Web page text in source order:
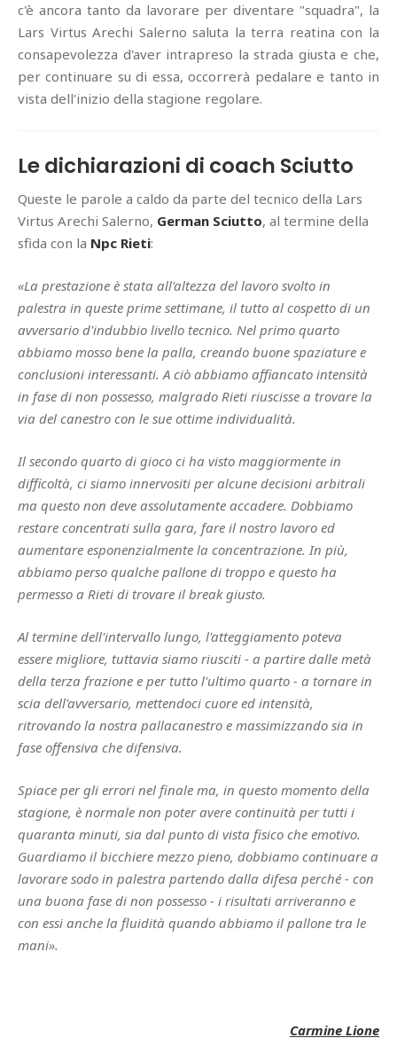
c'è ancora tanto da lavorare per diventare "squadra", la
Lars Virtus Arechi Salerno saluta la terra reatina con la
consapevolezza d'aver intrapreso la strada giusta e che,
per continuare su di essa, occorrerà pedalare e tanto in
vista dell'inizio della stagione regolare.
Le dichiarazioni di coach Sciutto
Queste le parole a caldo da parte del tecnico della Lars
Virtus Arechi Salerno, German Sciutto, al termine della
sfida con la Npc Rieti:
«La prestazione è stata all'altezza del lavoro svolto in
palestra in queste prime settimane, il tutto al cospetto di un
avversario d'indubbio livello tecnico. Nel primo quarto
abbiamo mosso bene la palla, creando buone spaziature e
conclusioni interessanti. A ciò abbiamo affiancato intensità
in fase di non possesso, malgrado Rieti riuscisse a trovare la
via del canestro con le sue ottime individualità.
Il secondo quarto di gioco ci ha visto maggiormente in
difficoltà, ci siamo innervositi per alcune decisioni arbitrali
ma questo non deve assolutamente accadere. Dobbiamo
restare concentrati sulla gara, fare il nostro lavoro ed
aumentare esponenzialmente la concentrazione. In più,
abbiamo perso qualche pallone di troppo e questo ha
permesso a Rieti di trovare il break giusto.
Al termine dell'intervallo lungo, l'atteggiamento poteva
essere migliore, tuttavia siamo riusciti - a partire dalle metà
della terza frazione e per tutto l'ultimo quarto - a tornare in
scia dell'avversario, mettendoci cuore ed intensità,
ritrovando la nostra pallacanestro e massimizzando sia in
fase offensiva che difensiva.
Spiace per gli errori nel finale ma, in questo momento della
stagione, è normale non poter avere continuità per tutti i
quaranta minuti, sia dal punto di vista fisico che emotivo.
Guardiamo il bicchiere mezzo pieno, dobbiamo continuare a
lavorare sodo in palestra partendo dalla difesa perché - con
una buona fase di non possesso - i risultati arriveranno e
con essi anche la fluidità quando abbiamo il pallone tra le
mani».
Carmine Lione